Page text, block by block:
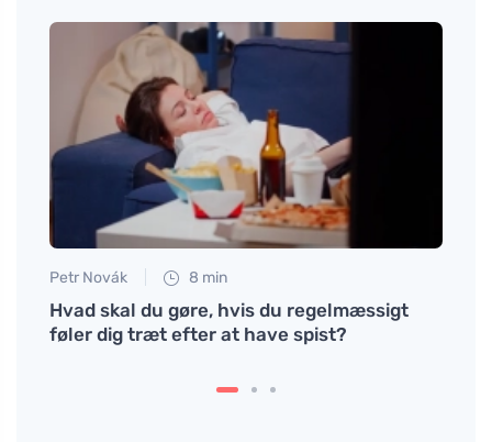
Petr Novák 8 min
Hvad skal du gøre, hvis du regelmæssigt
føler dig træt efter at have spist?